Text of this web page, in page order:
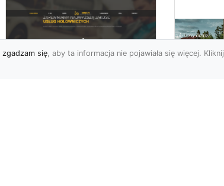
zgadzam się, aby ta informacja nie pojawiała się więcej. Kliknij